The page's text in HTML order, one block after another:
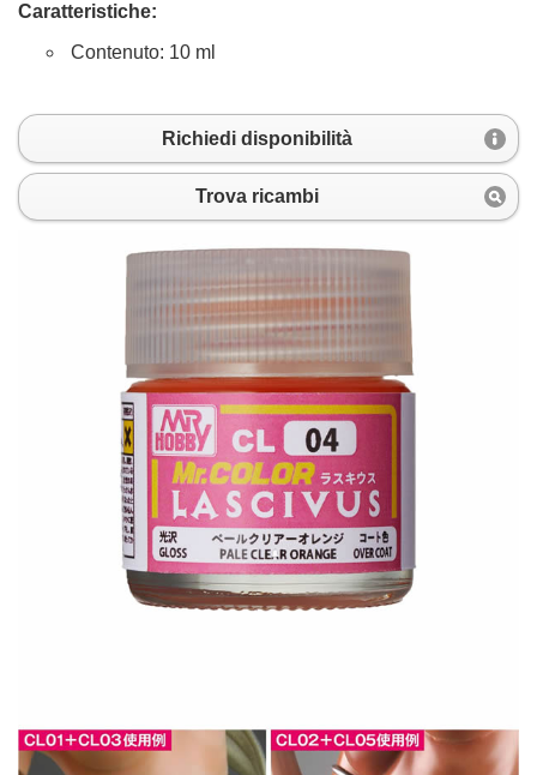
Caratteristiche:
Contenuto: 10 ml
Richiedi disponibilità
Trova ricambi